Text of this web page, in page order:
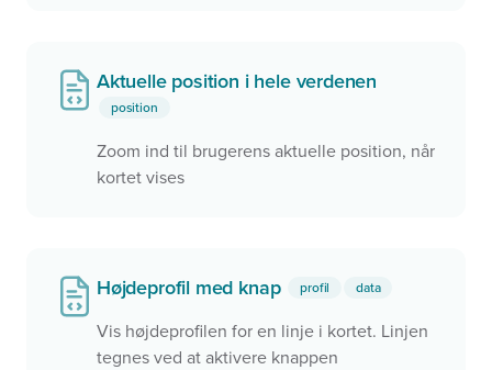
Aktuelle position i hele verdenen
position
Zoom ind til brugerens aktuelle position, når
kortet vises
Højdeprofil med knap profil data
Vis højdeprofilen for en linje i kortet. Linjen
tegnes ved at aktivere knappen